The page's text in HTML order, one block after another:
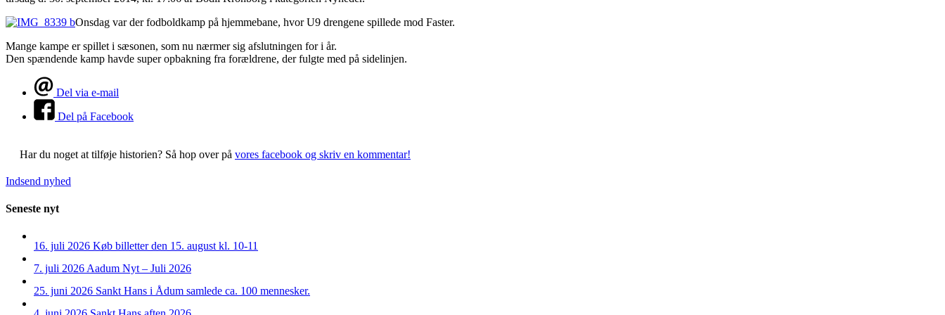
Onsdag var der fodboldkamp på hjemmebane, hvor U9 drengene spillede mod Faster.
Mange kampe er spillet i sæsonen, som nu nærmer sig afslutningen for i år.
Den spændende kamp havde super opbakning fra forældrene, der fulgte med på sidelinjen.
Del via e-mail
Del på Facebook
Har du noget at tilføje historien? Så hop over på vores facebook og skriv en kommentar!
Indsend nyhed
Seneste nyt
16. juli 2026 Køb billetter den 15. august kl. 10-11
7. juli 2026 Aadum Nyt – Juli 2026
25. juni 2026 Sankt Hans i Ådum samlede ca. 100 mennesker.